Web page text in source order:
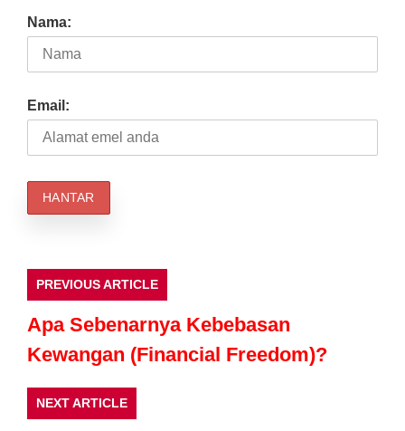
Nama:
Email:
PREVIOUS ARTICLE
Apa Sebenarnya Kebebasan
Kewangan (Financial Freedom)?
NEXT ARTICLE